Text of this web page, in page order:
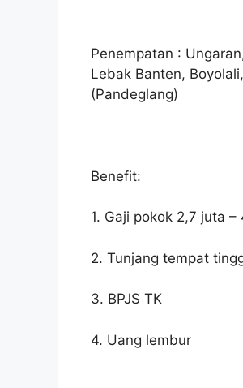
Penempatan :
Lebak Banten,
(Pandeglang)
Benefit:
1. Gaji pokok 2,7 juta –
2. Tunjang tempat
3. BPJS TK
4. Uang lembur